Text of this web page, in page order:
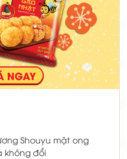
Shouyu mật ong
không đổi